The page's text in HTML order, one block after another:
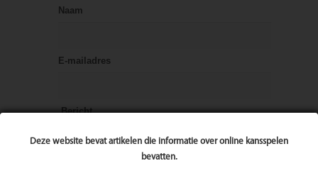
Deze website bevat artikelen die informatie over online kansspelen
bevatten.
Naam
E-mailadres
Bericht